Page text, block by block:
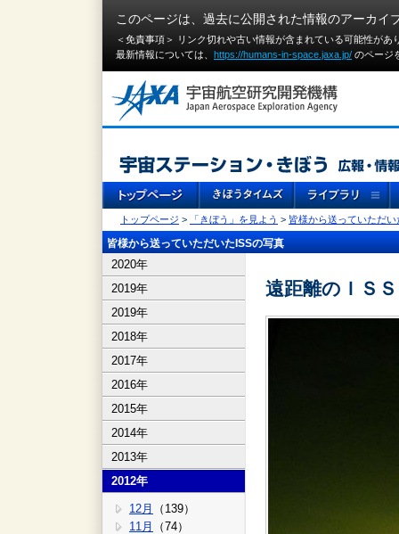
このページは、過去に公開された情報のアーカイ
＜免責事項＞ リンク切れや古い情報が含まれている可能性が
最新情報については、 https://humans-in-space.jaxa.jp/ のページ
トップページ > 「きぼう」を見よう > 皆様から送っていただい
皆様から送っていただいたISSの写真
2020年
2019年
2019年
2018年
2017年
2016年
2015年
2014年
2013年
2012年
12月
（139）
11月
（74）
遠距離のＩＳＳ